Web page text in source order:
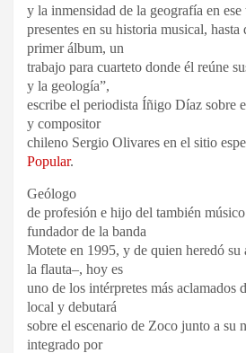
y la inmensidad de la geografía en
presentes en su historia musical, hasta
primer álbum, un
trabajo para cuarteto donde él reúne
y la geología”,
escribe el periodista Íñigo Díaz sobre
y compositor
chileno Sergio Olivares en el sitio
Popular.
Geólogo
de profesión e hijo del también
fundador de la banda
Motete en 1995, y de quien heredó
la flauta–, hoy es
uno de los intérpretes más aclamados
local y debutará
sobre el escenario de Zoco junto a su
integrado por